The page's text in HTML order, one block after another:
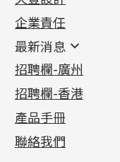
珠仔鏈
镶口链
管狀網鏈
十字車花鏈系列
十字閃O鏈系列
十字錘打鏈系列
側身車花鏈系列
側身鏈系列
首飾配件
耳環類配件
卷迫系列
螺絲迫系列
梅花迫系列
平臺迫系列
綫拍系列
美拍系列
鏈類配件
動感車花吊墜
調節珠系列
生圈扣系列
龍蝦扣系列
鴨俐制系列
其他類配件
珠盤系列
袖口鈕系列
焊片及鐳射綫
空心車花管
珠類配件
無孔光身珠
空心光身珠
無孔批花珠
鑲口類
四爪頭系列
六爪頭系列
車花片
動感車花片
鑲口戒指
鑲口手鏈系列
首飾系列
手镯系列
戒指系列
空心耳環
空心车花管首饰链
空心手鐲系列
貴金屬原料
千足金
記憶金屬系列
記憶戒指
拉簧珠珠手鏈
記憶鈦手鐲
企業責任
最新消息
最新消息
各項證書(2)
相片集(9)
展覽會資訊
最新產品資訊
招聘欄-廣州
招聘欄-香港
產品手冊
聯絡我們